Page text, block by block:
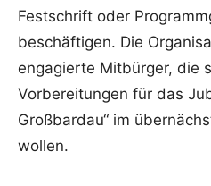
Festschrift oder
beschäftigen. Die
engagierte Mitbürger, die
Vorbereitungen für das
Großbardau“ im
wollen.